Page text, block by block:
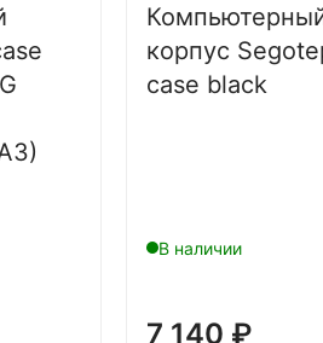
корпус
case black
В наличии
7 140 ₽